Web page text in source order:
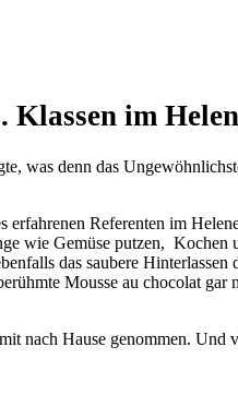
im
was denn das
Referenten im
wie Gemüse putzen, Kochen
das saubere
Mousse au chocolat gar
nach Hause genommen.